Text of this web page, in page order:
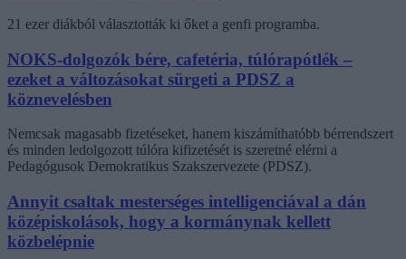
21 ezer diákból választották ki őket a genfi programba.
NOKS-dolgozók bére, cafetéria, túlórapótlék –
ezeket a változásokat sürgeti a PDSZ a
köznevelésben
Nemcsak magasabb fizetéseket, hanem kiszámíthatóbb bérrendszert
és minden ledolgozott túlóra kifizetését is szeretné elérni a
Pedagógusok Demokratikus Szakszervezete (PDSZ).
Annyit csaltak mesterséges intelligenciával a dán
középiskolások, hogy a kormánynak kellett
közbelépnie